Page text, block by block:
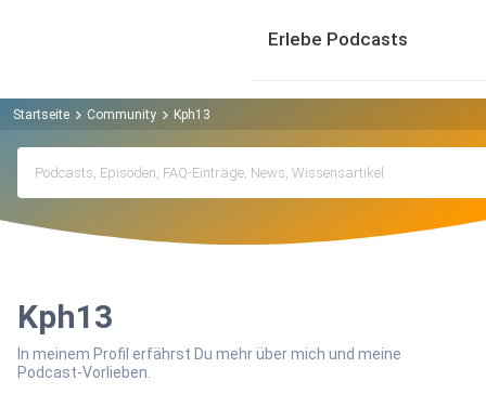
Erlebe Podcasts
Startseite Community Kph13
Kph13
In meinem Profil erfährst Du mehr über mich und meine
Podcast-Vorlieben.